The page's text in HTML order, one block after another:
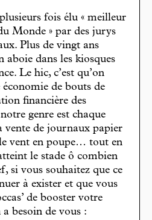
fois élu « meilleur
Monde » par des jurys
Plus de vingt ans
aboie dans les kiosques
Le hic, c’est qu’on
de bouts de
financière des
genre est chaque
de journaux papier
vent en poupe… tout en
le stade ô combien
si vous souhaitez que ce
à exister et que vous
de booster votre
besoin de vous :